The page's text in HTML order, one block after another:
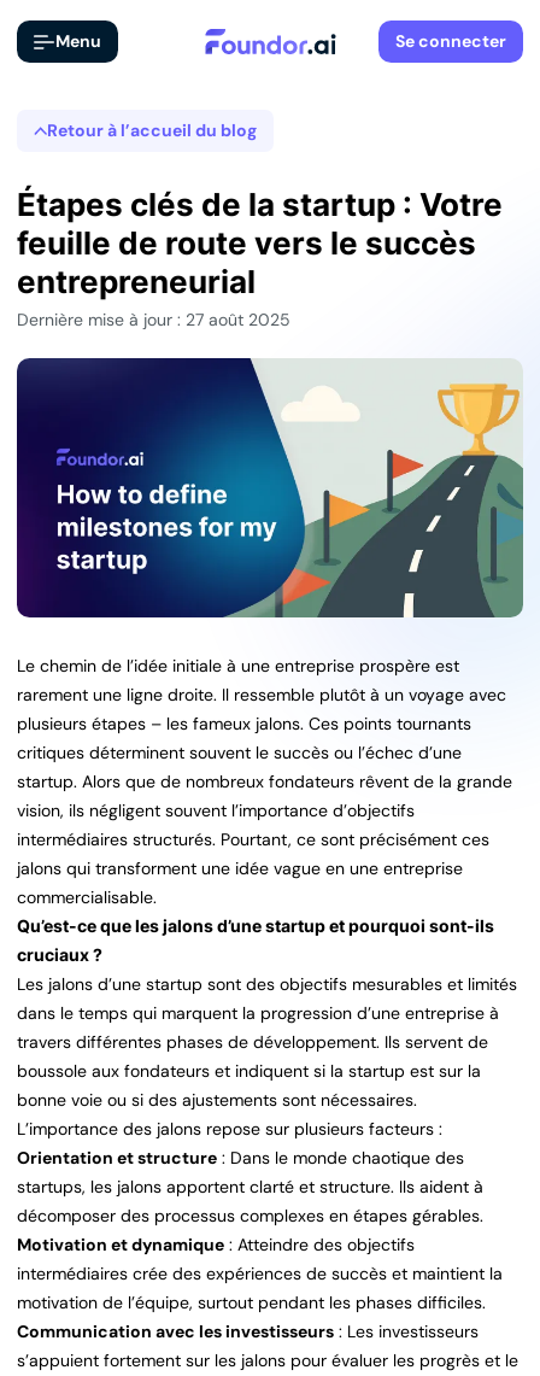
Menu Se connecter
Retour à l’accueil du blog
Étapes clés de la startup : Votre
feuille de route vers le succès
entrepreneurial
Dernière mise à jour : 27 août 2025
Le chemin de l’idée initiale à une entreprise prospère est
rarement une ligne droite. Il ressemble plutôt à un voyage avec
plusieurs étapes – les fameux jalons. Ces points tournants
critiques déterminent souvent le succès ou l’échec d’une
startup. Alors que de nombreux fondateurs rêvent de la grande
vision, ils négligent souvent l’importance d’objectifs
intermédiaires structurés. Pourtant, ce sont précisément ces
jalons qui transforment une idée vague en une entreprise
commercialisable.
Qu’est-ce que les jalons d’une startup et pourquoi sont-ils
cruciaux ?
Les jalons d’une startup sont des objectifs mesurables et limités
dans le temps qui marquent la progression d’une entreprise à
travers différentes phases de développement. Ils servent de
boussole aux fondateurs et indiquent si la startup est sur la
bonne voie ou si des ajustements sont nécessaires.
L’importance des jalons repose sur plusieurs facteurs :
Orientation et structure : Dans le monde chaotique des
startups, les jalons apportent clarté et structure. Ils aident à
décomposer des processus complexes en étapes gérables.
Motivation et dynamique : Atteindre des objectifs
intermédiaires crée des expériences de succès et maintient la
motivation de l’équipe, surtout pendant les phases difficiles.
Communication avec les investisseurs : Les investisseurs
s’appuient fortement sur les jalons pour évaluer les progrès et le